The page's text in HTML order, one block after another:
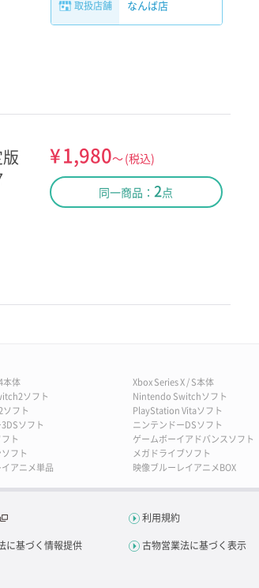
取扱店舗 なんば店
¥1,980～(税込)
同一商品： 2点
本体
Xbox Series X / S本体
ソフト
Nintendo Switchソフト
フト
PlayStation Vitaソフト
ソフト
ニンテンドーDSソフト
ト
ゲームボーイアドバンスソフト
フト
メガドライブソフト
アニメ単品 映像ブルーレイアニメBOX
利用規約
に基づく情報提供 古物営業法に基づく表示